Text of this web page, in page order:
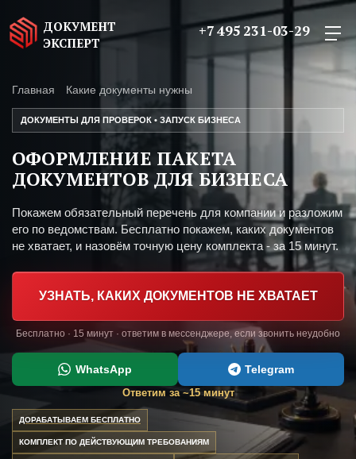
ДОКУМЕНТ
ЭКСПЕРТ
+7 495 231-03-29
Главная Какие документы нужны
ДОКУМЕНТЫ ДЛЯ ПРОВЕРОК • ЗАПУСК БИЗНЕСА
ОФОРМЛЕНИЕ ПАКЕТА
ДОКУМЕНТОВ ДЛЯ БИЗНЕСА
Покажем обязательный перечень для компании и разложим
его по ведомствам. Бесплатно покажем, каких документов
не хватает, и назовём точную цену комплекта - за 15 минут.
УЗНАТЬ, КАКИХ ДОКУМЕНТОВ НЕ ХВАТАЕТ
Бесплатно · 15 минут · ответим в мессенджере, если звонить неудобно
WhatsApp Telegram
Ответим за ~15 минут
ДОРАБАТЫВАЕМ БЕСПЛАТНО
КОМПЛЕКТ ПО ДЕЙСТВУЮЩИМ ТРЕБОВАНИЯМ